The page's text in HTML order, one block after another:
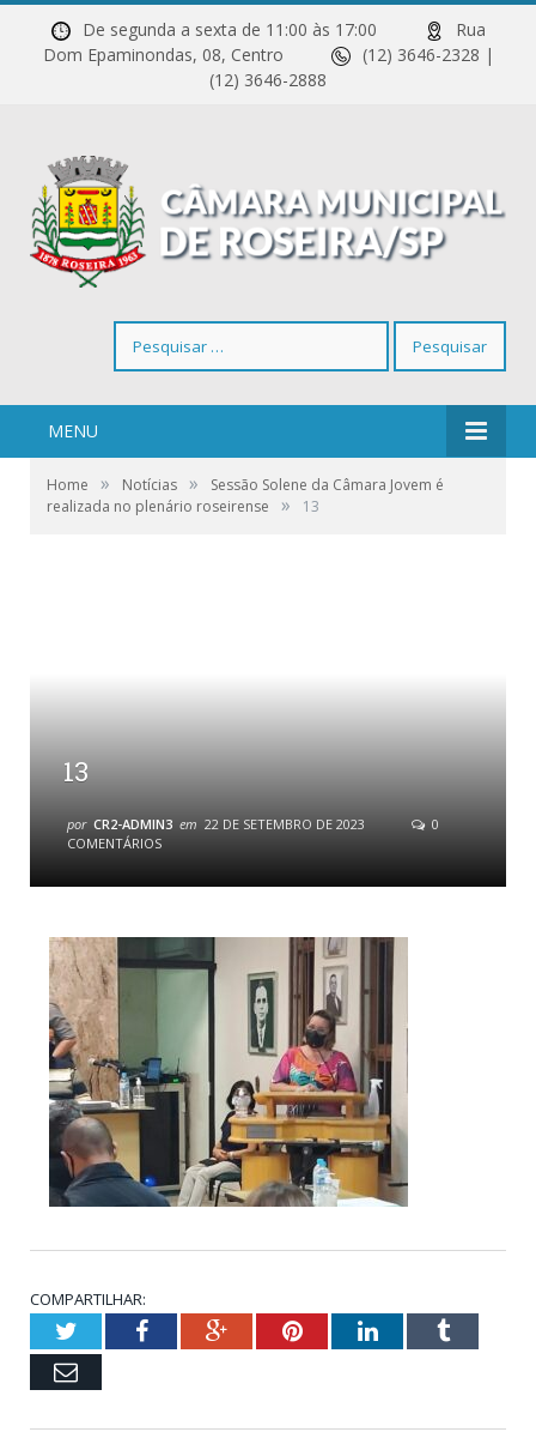
De segunda a sexta de 11:00 às 17:00
Rua
Dom Epaminondas, 08, Centro
(12) 3646-2328 |
(12) 3646-2888
por:
MENU
Home » Notícias »
Sessão Solene da Câmara Jovem é
realizada no plenário roseirense
» 13
13
por CR2-ADMIN3 em 22 DE SETEMBRO DE 2023
0
COMENTÁRIOS
COMPARTILHAR:
TwitterFacebookGoogle+PinterestLinkedInTumblr
Email